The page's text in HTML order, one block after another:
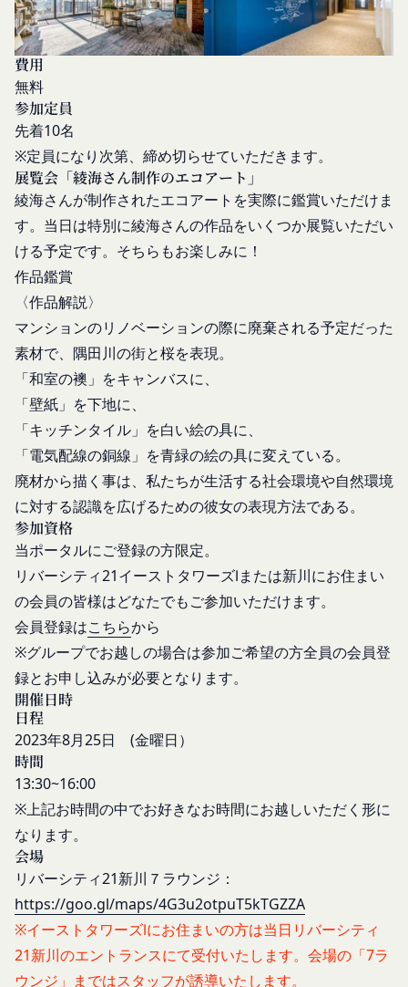
費用
無料
参加定員
先着10名
※定員になり次第、締め切らせていただきます。
展覧会「綾海さん制作のエコアート」
綾海さんが制作されたエコアートを実際に鑑賞いただけま
す。当日は特別に綾海さんの作品をいくつか展覧いただい
ける予定です。そちらもお楽しみに！
作品鑑賞
〈作品解説〉
マンションのリノベーションの際に廃棄される予定だった
素材で、隅田川の街と桜を表現。
「和室の襖」をキャンバスに、
「壁紙」を下地に、
「キッチンタイル」を白い絵の具に、
「電気配線の銅線」を青緑の絵の具に変えている。
廃材から描く事は、私たちが生活する社会環境や自然環境
に対する認識を広げるための彼女の表現方法である。
参加資格
当ポータルにご登録の方限定。
リバーシティ21イーストタワーズⅠまたは新川にお住まい
の会員の皆様はどなたでもご参加いただけます。
会員登録はこちらから
※グループでお越しの場合は参加ご希望の方全員の会員登
録とお申し込みが必要となります。
開催日時
日程
2023年8月25日 (金曜日）
時間
13:30~16:00
※上記お時間の中でお好きなお時間にお越しいただく形に
なります。
会場
リバーシティ21新川７ラウンジ：
https://goo.gl/maps/4G3u2otpuT5kTGZZA
※イーストタワーズⅠにお住まいの方は当日リバーシティ
21新川のエントランスにて受付いたします。会場の「7ラ
ウンジ」まではスタッフが誘導いたします。
社にお客様情報を提供することがあります。
法律上の理由
当社がお客様情報の全部または一部を開示すること
が必要になる場合があります。
当社は、国家安全保障、法の執行またはその他の交
易の実現のために必要または適切であると判断した
場合、お客様情報の全部または一部を公開すること
があります。
当社は、当社の利用規約の執行、当社の運営または
お客様の保護のために、開示が合理的に必要である
と判断する場合、お客様情報の全部または一部を開
示することがあります。
売却または合併
組織再編、合併または譲渡に際し、当社が取得した
個人情報の全部または一部を関係者に移転すること
があります。
委託先等の管理
当社は、業務を委託するため委託先にお客様情報を
提供または開示する場合、当該委託先に対し、適切
な取扱いおよび保護を行わせ、第三者への開示・提
供および当社の提供目的以外の目的での利用を行わ
ないよう適切に管理および監督します。
開示・訂正等
お客様がご自身の個人情報の内容を確認、訂正また
は利用停止を希望される場合には、個人情報保護法
その他の法令により当社が義務を負う範囲におい
て、速やかに対応させていただきます。
なお、かかる場合には、本人確認をさせていただく
場合があります。
開示等のご希望、ご意見、ご質問、苦情のお申し出
は、下記の窓口までお願いいたします。
メールによるお問い合わせ
営業時間内に順次回答いたします。
く場合や、ご返答できない場合がございます。あら
かじめご了承いただきますようお願い致します。
「@goyoh.jp」を含むメールアドレスから受信でき
るよう、あらかじめご設定ください。
メールによるお問い合わせについて、お客さまの個
当社は、会員登録を申請した者が以下の各号のいず
れかの事由に該当する場合は、登録を拒否すること
き虚偽、誤記又は記載漏れがあった場合
当該登録希望者が、本サービス又は当社が提供
するその他のサービスの利用に際して、過去に
アカウント削除等の利用停止措置を受けたこと
があり、又は現在受けている場合
未成年者、成年被後見人、被保佐人又は被補助
人のいずれかであって、法定代理人、後見人､保
佐人又は補助人の同意等を得ていなかった場合
会員登録の申請に虚偽の事項が含まれている場
過去に当社との契約に違反した者またはその関
係者であると当社が判断した場合
反社会的勢力等（暴力団、暴力団員、右翼団
体、反社会的勢力、その他これに準ずるものを
意味します。以下同じ。）であるまたは資金提
供その他を通じて反社会的勢力等の維持、運営
もしくは経営に協力もしくは関与する等反社会
的勢力等との何らかの交流もしくは関係を行っ
ていると当社が判断した場合
その他会員登録が適当でないと当社が判断した
場合
第5条（登録内容の変更）
会員は、登録情報の内容の全部または一部に関して
変更が生じた場合、直ちに当社所定の方法により登
録内容を変更する手続きを行うものとします。
会員が前項に定める変更手続きを行わなかった場合
には、既に登録済みの情報に基づく処理を適正・有
会員が本条第１項に定める変更手続きを行わなかっ
を負いません。
第6条（IDおよびパスワードの管理）
会員は、会員登録等の際に会員本人が設定し、承
用、管理について一切の責任を負うものとします。
会員は、お客様IDおよびパスワードの第三者への
譲渡、承継、名義変更、貸与、開示又は漏洩しては
ならないものとします。
会員のお客様IDおよびパスワードの使用上の過失